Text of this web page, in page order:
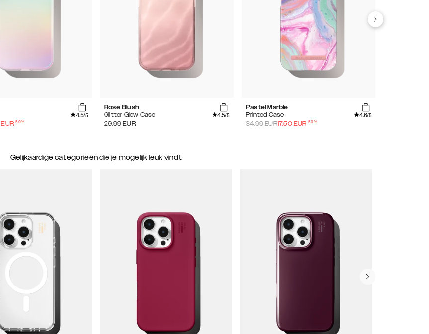
4.5/5
EUR-50%
Rose Blush
Glitter Glow Case
4.5/5
29.99 EUR
Pastel Marble
Printed Case
4.6/5
34.99EUR17.50 EUR-50%
Gelijkaardige categorieën die je mogelijk leuk vindt